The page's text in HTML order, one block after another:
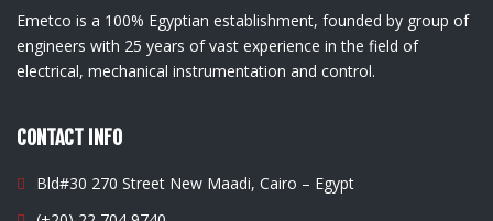
Emetco is a 100% Egyptian establishment, founded by group of
engineers with 25 years of vast experience in the field of
electrical, mechanical instrumentation and control.
CONTACT INFO
Bld#30 270 Street New Maadi, Cairo – Egypt